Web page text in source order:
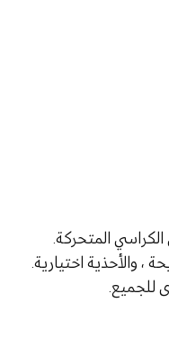
المتحركة.
والأحذية اختيارية.
للجميع.